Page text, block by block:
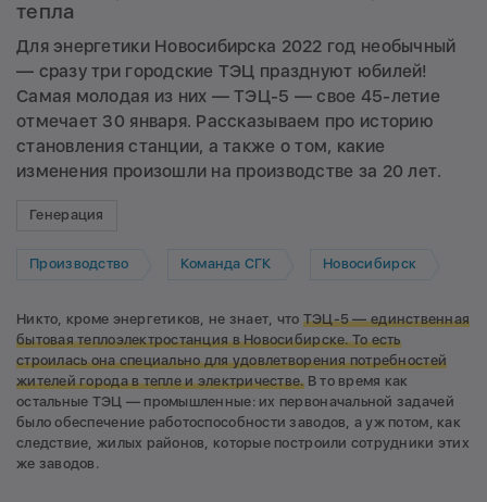
тепла
Для энергетики Новосибирска 2022 год необычный
— сразу три городские ТЭЦ празднуют юбилей!
Самая молодая из них — ТЭЦ-5 — свое 45-летие
отмечает 30 января. Рассказываем про историю
становления станции, а также о том, какие
изменения произошли на производстве за 20 лет.
Генерация
Производство Команда СГК Новосибирск
Никто, кроме энергетиков, не знает, что ТЭЦ-5 — единственная
бытовая теплоэлектростанция в Новосибирске. То есть
строилась она специально для удовлетворения потребностей
жителей города в тепле и электричестве.В то время как
остальные ТЭЦ — промышленные: их первоначальной задачей
было обеспечение работоспособности заводов, а уж потом, как
следствие, жилых районов, которые построили сотрудники этих
же заводов.